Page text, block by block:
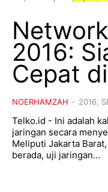
2016:
Cepat
NOERHAMZAH - 2016,
Telko.id - Ini adalah
jaringan secara
Meliputi Jakarta
berada, uji jaringan...